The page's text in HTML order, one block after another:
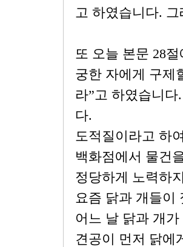
고 하였습니다.
또 오늘 본문 28
궁한 자에게 구제
라”고 하였습니
다.
도적질이라고 하
백화점에서 물건
정당하게 노력하
요즘 닭과 개들이
어느 날 닭과 개
견공이 먼저 닭에